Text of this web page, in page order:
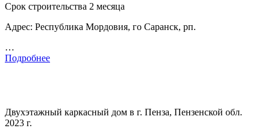
Срок строительства 2 месяца
Адрес: Республика Мордовия, го Саранск, рп.
…
Подробнее
Двухэтажный каркасный дом в г. Пенза, Пензенской обл.
2023 г.